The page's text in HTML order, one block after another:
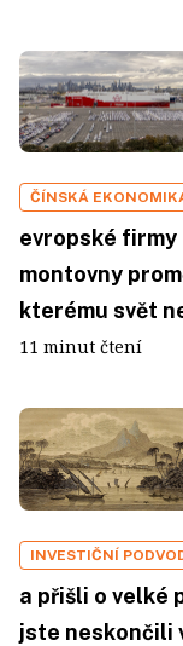
ČÍNSKÁ
evropské firmy
montovny
kterému svět
11 minut čtení
INVESTIČNÍ
a přišli o velké
jste neskončili